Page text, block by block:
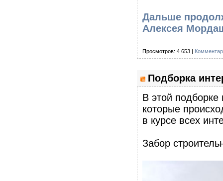
Дальше
Алексея
Просмотров: 4 653 |
Подборка
В этой
которые
в курсе всех
Забор